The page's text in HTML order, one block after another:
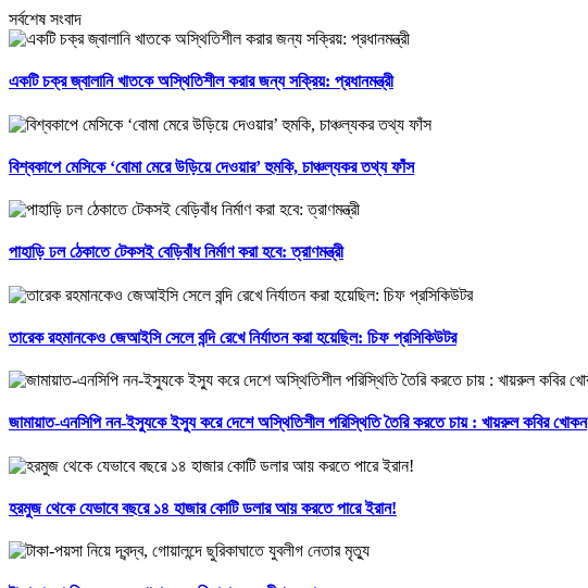
সর্বশেষ সংবাদ
একটি চক্র জ্বালানি খাতকে অস্থিতিশীল করার জন্য সক্রিয়: প্রধানমন্ত্রী
বিশ্বকাপে মেসিকে ‘বোমা মেরে উড়িয়ে দেওয়ার’ হুমকি, চাঞ্চল্যকর তথ্য ফাঁস
পাহাড়ি ঢল ঠেকাতে টেকসই বেড়িবাঁধ নির্মাণ করা হবে: ত্রাণমন্ত্রী
তারেক রহমানকেও জেআইসি সেলে বন্দি রেখে নির্যাতন করা হয়েছিল: চিফ প্রসিকিউটর
জামায়াত-এনসিপি নন-ইস্যুকে ইস্যু করে দেশে অস্থিতিশীল পরিস্থিতি তৈরি করতে চায় : খায়রুল কবির খোকন
হরমুজ থেকে যেভাবে বছরে ১৪ হাজার কোটি ডলার আয় করতে পারে ইরান!